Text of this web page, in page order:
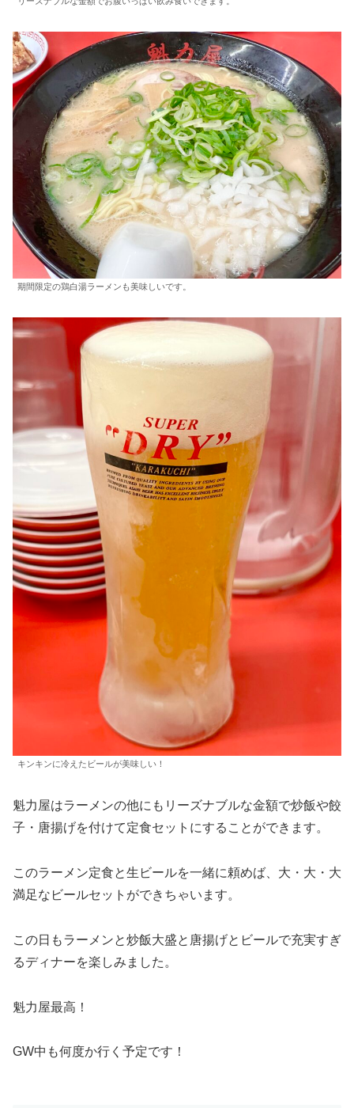
期間限定の鶏白湯ラーメンも美味しいです。
キンキンに冷えたビールが美味しい！
魁力屋はラーメンの他にもリーズナブルな金額で炒飯や餃
子・唐揚げを付けて定食セットにすることができます。
このラーメン定食と生ビールを一緒に頼めば、大・大・大
満足なビールセットができちゃいます。
この日もラーメンと炒飯大盛と唐揚げとビールで充実すぎ
るディナーを楽しみました。
魁力屋最高！
GW中も何度か行く予定です！